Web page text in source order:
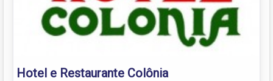
Hotel e Restaurante Colônia